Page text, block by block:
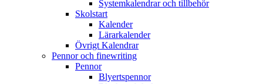
Systemkalendrar och tillbehör
Skolstart
Kalender
Lärarkalender
Övrigt Kalendrar
Pennor och finewriting
Pennor
Blyertspennor